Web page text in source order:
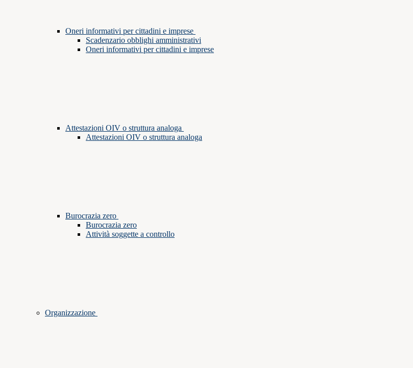
Oneri informativi per cittadini e imprese
Scadenzario obblighi amministrativi
Oneri informativi per cittadini e imprese
Attestazioni OIV o struttura analoga
Attestazioni OIV o struttura analoga
Burocrazia zero
Burocrazia zero
Attività soggette a controllo
Organizzazione